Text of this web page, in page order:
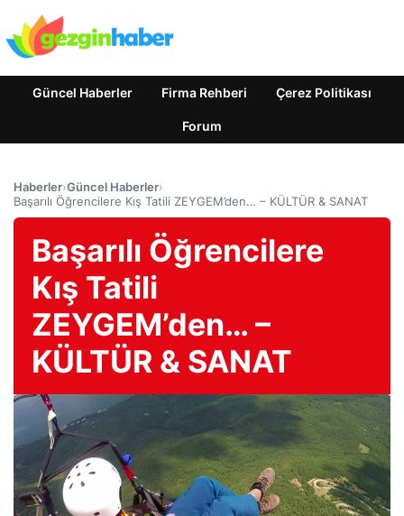
Güncel Haberler Firma Rehberi Çerez Politikası
Forum
Haberler›Güncel Haberler›
Başarılı Öğrencilere Kış Tatili ZEYGEM’den… – KÜLTÜR & SANAT
Başarılı Öğrencilere
Kış Tatili
ZEYGEM’den… –
KÜLTÜR & SANAT